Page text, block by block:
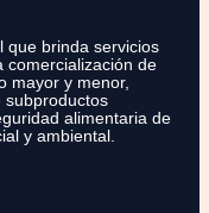
que brinda servicios
comercialización de
mayor y menor,
subproductos
alimentaria de
y ambiental.